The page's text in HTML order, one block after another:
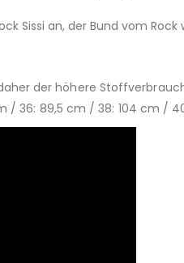
Sissi an, der Bund vom
der höhere
36: 89,5 cm / 38: 104 cm /